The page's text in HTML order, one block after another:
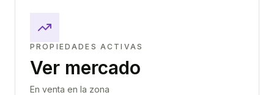
PROPIEDADES ACTIVAS
Ver mercado
En venta en la zona